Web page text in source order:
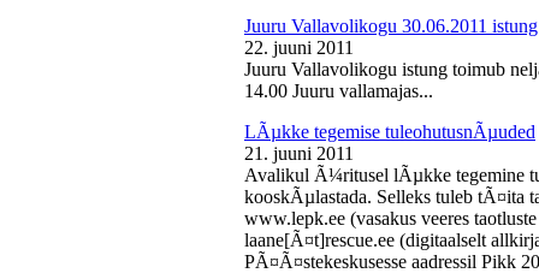
Juuru Vallavolikogu 30.06.2011 istung
22. juuni 2011
Juuru Vallavolikogu istung toimub
14.00 Juuru vallamajas...
LÃµkke tegemise tuleohutusnÃµuded
21. juuni 2011
Avalikul Ã¼ritusel lÃµkke tegemine
kooskÃµlastada. Selleks tuleb tÃ¤ita
www.lepk.ee (vasakus veeres
laane[Ã¤t]rescue.ee (digitaalselt
PÃ¤Ã¤stekeskusesse aadressil Pikk